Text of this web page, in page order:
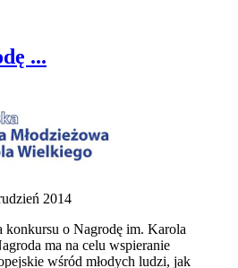
...
2014
konkursu o Nagrodę im. Karola
ma na celu wspieranie
wśród młodych ludzi, jak